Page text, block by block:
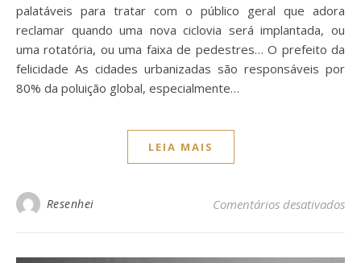
palatáveis para tratar com o público geral que adora
reclamar quando uma nova ciclovia será implantada, ou
uma rotatória, ou uma faixa de pedestres… O prefeito da
felicidade As cidades urbanizadas são responsáveis por
80% da poluição global, especialmente…
LEIA MAIS
Resenhei Comentários desativados